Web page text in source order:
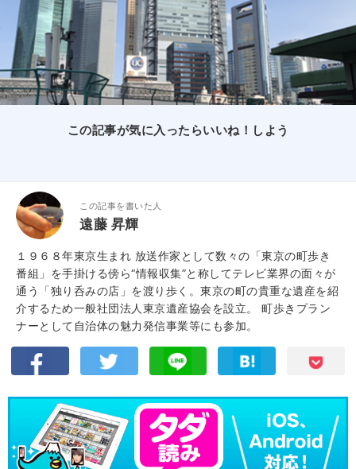
この記事が気に入ったらいいね！しよう
この記事を書いた人
遠藤 昇輝
１９６８年東京生まれ 放送作家として数々の「東京の町歩き
番組」を手掛ける傍ら“情報収集”と称してテレビ業界の面々が
通う「独り呑みの店」を渡り歩く。東京の町の貴重な遺産を紹
介するため一般社団法人東京遺産協会を設立。 町歩きプラン
ナーとして自治体の魅力発信事業等にも参加。